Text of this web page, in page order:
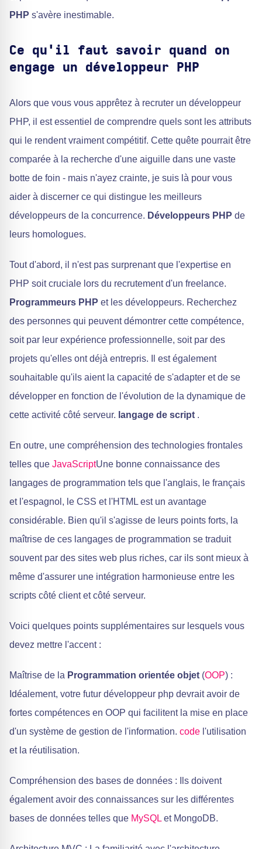
PHP s'avère inestimable.
Ce qu'il faut savoir quand on
engage un développeur PHP
Alors que vous vous apprêtez à recruter un développeur
PHP, il est essentiel de comprendre quels sont les attributs
qui le rendent vraiment compétitif. Cette quête pourrait être
comparée à la recherche d'une aiguille dans une vaste
botte de foin - mais n'ayez crainte, je suis là pour vous
aider à discerner ce qui distingue les meilleurs
développeurs de la concurrence. Développeurs PHP de
leurs homologues.
Tout d'abord, il n'est pas surprenant que l'expertise en
PHP soit cruciale lors du recrutement d'un freelance.
Programmeurs PHP et les développeurs. Recherchez
des personnes qui peuvent démontrer cette compétence,
soit par leur expérience professionnelle, soit par des
projets qu'elles ont déjà entrepris. Il est également
souhaitable qu'ils aient la capacité de s'adapter et de se
développer en fonction de l'évolution de la dynamique de
cette activité côté serveur. langage de script .
En outre, une compréhension des technologies frontales
telles que JavaScriptUne bonne connaissance des
langages de programmation tels que l'anglais, le français
et l'espagnol, le CSS et l'HTML est un avantage
considérable. Bien qu'il s'agisse de leurs points forts, la
maîtrise de ces langages de programmation se traduit
souvent par des sites web plus riches, car ils sont mieux à
même d'assurer une intégration harmonieuse entre les
scripts côté client et côté serveur.
Voici quelques points supplémentaires sur lesquels vous
devez mettre l'accent :
Maîtrise de la Programmation orientée objet (OOP) :
Idéalement, votre futur développeur php devrait avoir de
fortes compétences en OOP qui facilitent la mise en place
d'un système de gestion de l'information. code l'utilisation
et la réutilisation.
Compréhension des bases de données : Ils doivent
également avoir des connaissances sur les différentes
bases de données telles que MySQL et MongoDB.